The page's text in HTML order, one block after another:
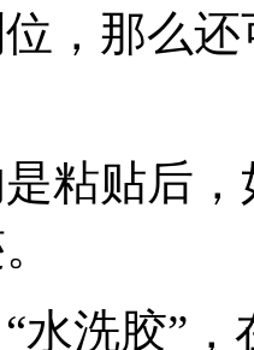
，那么
粘贴后
水洗胶”